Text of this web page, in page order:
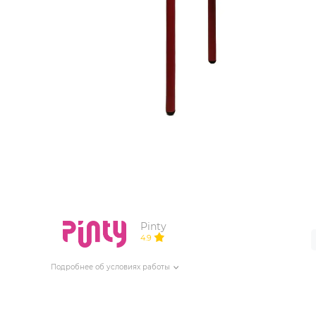
ТЕХНИЧЕСКОЕ ОБОРУДОВАНИЕ
Pinty
4.9
Подробнее об условиях работы